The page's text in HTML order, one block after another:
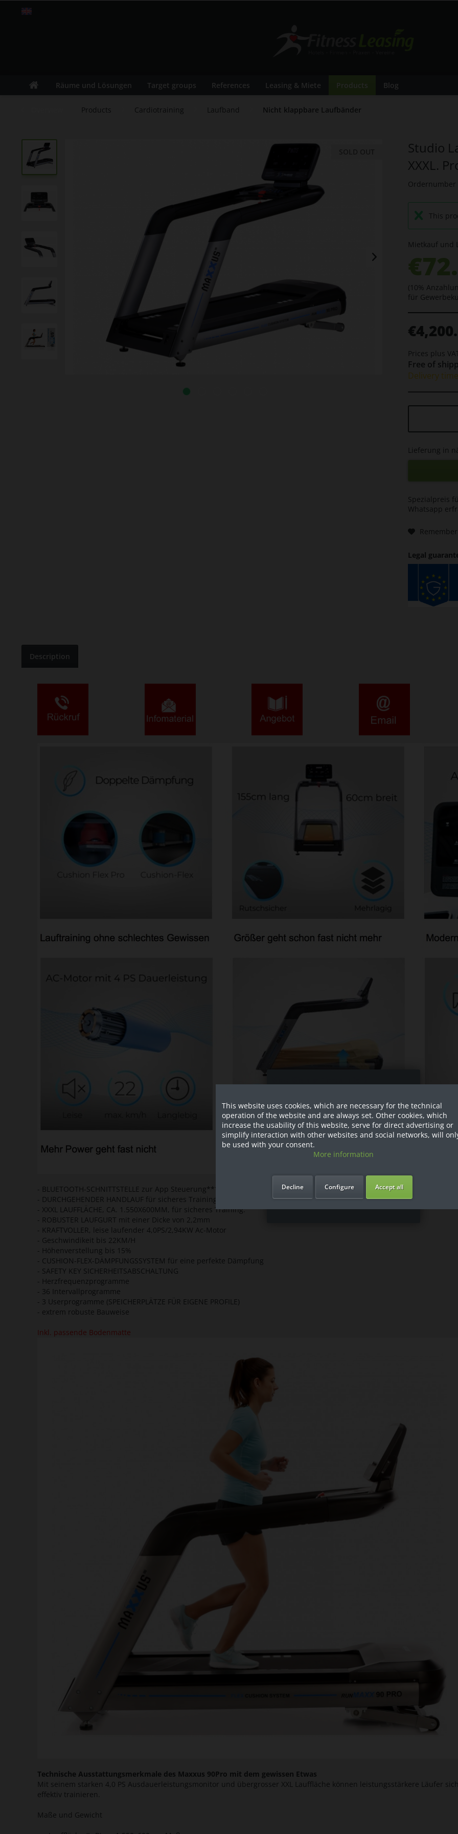
Räume und Lösungen Target groups References Leasing & Miete Products Blog
Products Cardiotraining Laufband Nicht klappbare Laufbänder
Studio
XXXL.
Ordernumber
This
Mietkauf und
(10%
für
Prices plus
Free of
Delivery
Lieferung in
Spezialpreis
Whatsapp
Remember
Legal
Description
- BLUETOOTH-SCHNITTSTELLE zur App Steuerung****
- DURCHGEHENDER HANDLAUF für sicheres Training
- XXXL LAUFFLÄCHE, CA. 1.550X600MM, für sicheres Training.
- ROBUSTER LAUFGURT mit einer Dicke von 2,2mm
- KRAFTVOLLER, leise laufender 4,0PS/2,94KW Ac-Motor
- Geschwindikeit bis 22KM/H
- Höhenverstellung bis 15%
- CUSHION-FLEX-DÄMPFUNGSSYSTEM für eine perfekte Dämpfung
- SAFETY KEY SICHERHEITSABSCHALTUNG
- Herzfrequenzprogramme
- 36 Intervallprogramme
- 3 Userprogramme (SPEICHERPLÄTZE FÜR EIGENE PROFILE)
- extrem robuste Bauweise
Inkl. passende Bodenmatte
Technische Ausstattungsmerkmale des Maxxus 90Pro mit dem gewissen Etwas
Mit seinem starken 4,0 PS Ausdauerleistungsmonitor und übergrosser XXL Lauffläche können leistungsstärkere Läufer
effektiv trainieren.
Maße und Gewicht
This website uses cookies, which are necessary for the technical
operation of the website and are always set. Other cookies, which
increase the usability of this website, serve for direct advertising or
simplify interaction with other websites and social networks, will
be used with your consent.
More information
Decline Accept all
Configure
Dies ist ein Händler Shop, Preise
werden in NETTO ausgespielt!
Ja ich bin eine Firma